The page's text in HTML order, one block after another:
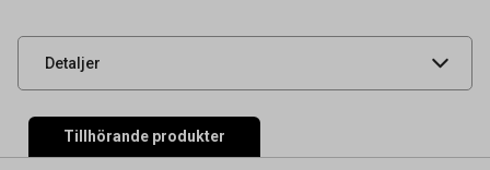
Detaljer
UNSPSC 44122003
Tillhörande produkter